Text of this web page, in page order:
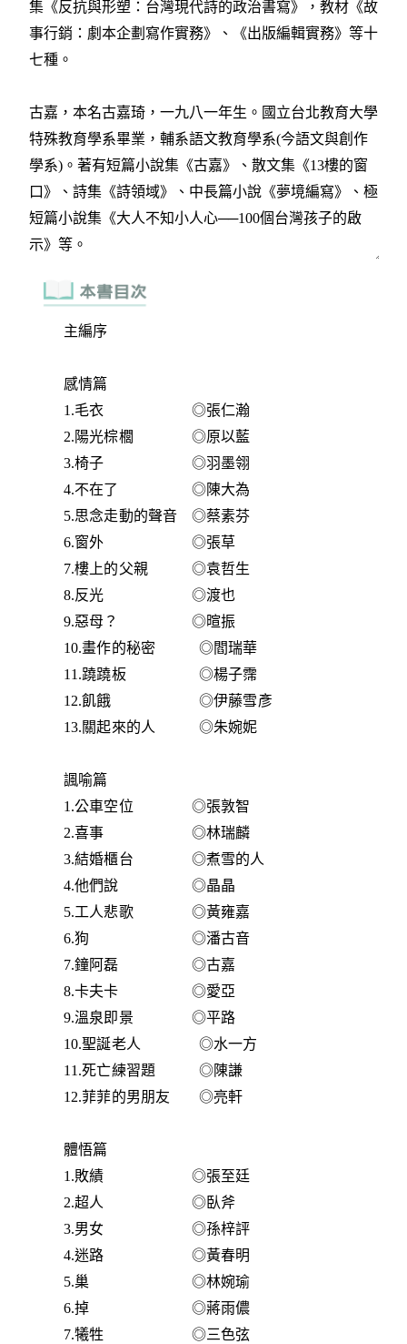
主編序
感情篇
1.毛衣 ◎張仁瀚
2.陽光棕櫚 ◎原以藍
3.椅子 ◎羽墨翎
4.不在了 ◎陳大為
5.思念走動的聲音 ◎蔡素芬
6.窗外 ◎張草
7.樓上的父親 ◎袁哲生
8.反光 ◎渡也
9.惡母？ ◎暄振
10.畫作的秘密 ◎閻瑞華
11.蹺蹺板 ◎楊子霈
12.飢餓 ◎伊藤雪彥
13.關起來的人 ◎朱婉妮
諷喻篇
1.公車空位 ◎張敦智
2.喜事 ◎林瑞麟
3.結婚櫃台 ◎煮雪的人
4.他們說 ◎晶晶
5.工人悲歌 ◎黃雍嘉
6.狗 ◎潘古音
7.鐘阿磊 ◎古嘉
8.卡夫卡 ◎愛亞
9.溫泉即景 ◎平路
10.聖誕老人 ◎水一方
11.死亡練習題 ◎陳謙
12.菲菲的男朋友 ◎亮軒
體悟篇
1.敗績 ◎張至廷
2.超人 ◎臥斧
3.男女 ◎孫梓評
4.迷路 ◎黃春明
5.巢 ◎林婉瑜
6.掉 ◎蔣雨儂
7.犧牲 ◎三色弦